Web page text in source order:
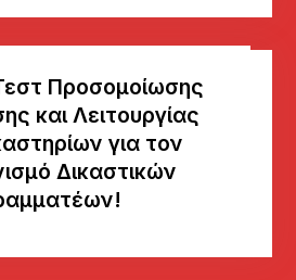
Προσομοίωσης
και Λειτουργίας
για τον
Δικαστικών